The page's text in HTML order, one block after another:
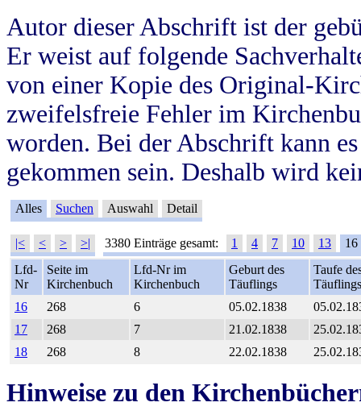
Autor dieser Abschrift ist der
Er weist auf folgende
von einer Kopie des Original-
zweifelsfreie Fehler im
worden. Bei der Abschrift kann
gekommen sein. Deshalb wird
Alles Suchen Auswahl Detail
|< < > >| 3380 Einträge gesamt: 1 4 7 10 13
16
Lfd-
Nr
Seite im
Kirchenbuch
Lfd-Nr im
Kirchenbuch
Geburt des
Täuflings
Taufe
Täuflings
16
268 6 05.02.1838
17
268 7 21.02.1838
18
268 8 22.02.1838
Hinweise zu den